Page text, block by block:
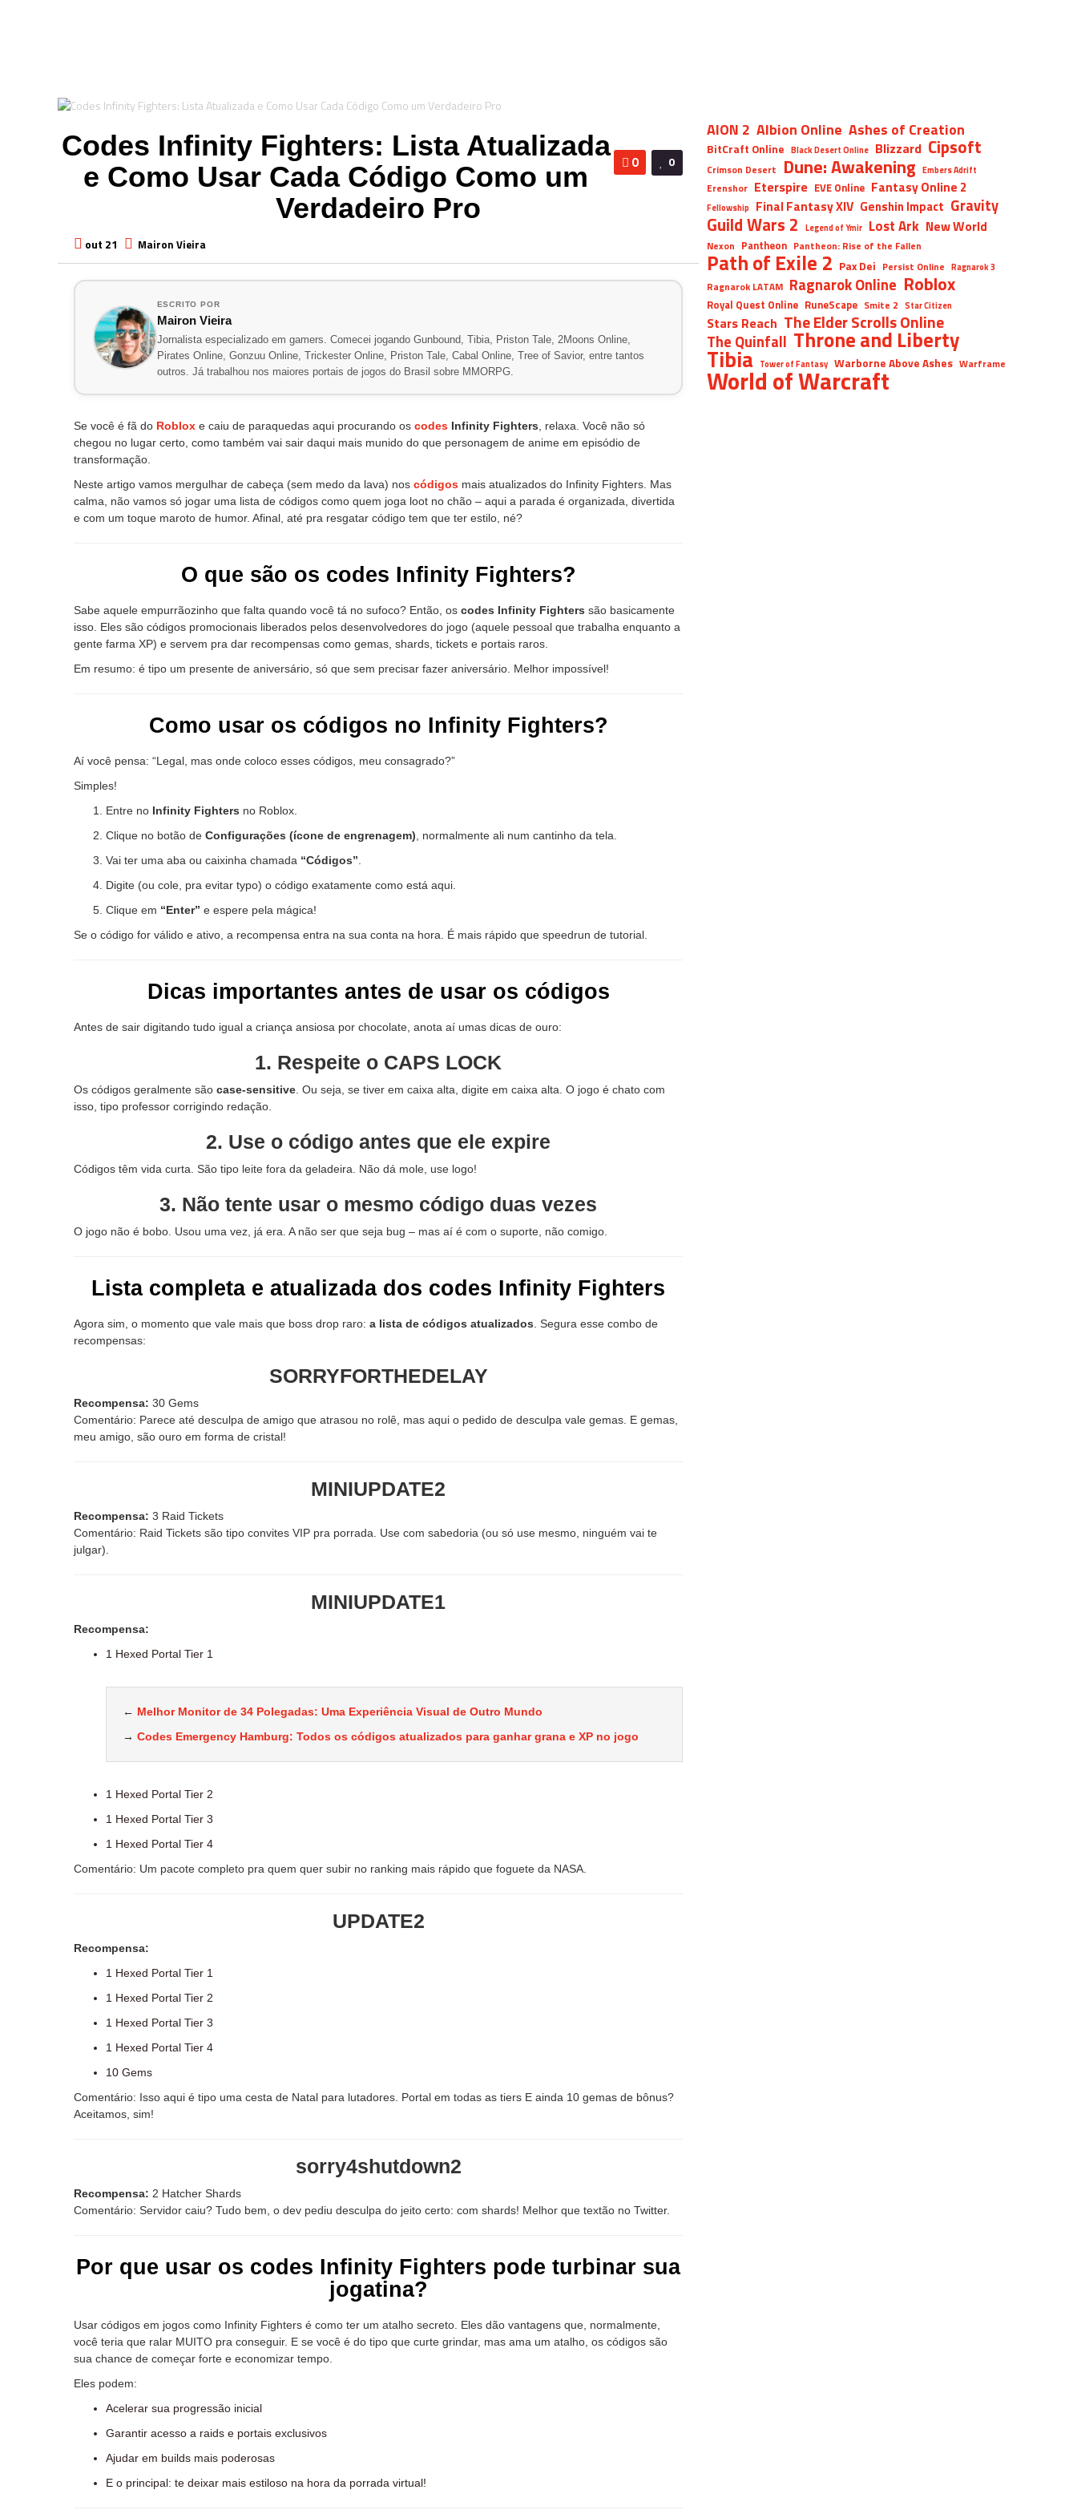
0
0
Codes Infinity Fighters: Lista Atualizada
e Como Usar Cada Código Como um
Verdadeiro Pro
out 21 Mairon Vieira
ESCRITO POR
Mairon Vieira
Jornalista especializado em gamers. Comecei jogando Gunbound, Tibia, Priston Tale, 2Moons Online,
Pirates Online, Gonzuu Online, Trickester Online, Priston Tale, Cabal Online, Tree of Savior, entre tantos
outros. Já trabalhou nos maiores portais de jogos do Brasil sobre MMORPG.
Se você é fã do Roblox e caiu de paraquedas aqui procurando os codes Infinity Fighters , relaxa. Você não só
chegou no lugar certo, como também vai sair daqui mais munido do que personagem de anime em episódio de
transformação.
Neste artigo vamos mergulhar de cabeça (sem medo da lava) nos códigos mais atualizados do Infinity Fighters. Mas
calma, não vamos só jogar uma lista de códigos como quem joga loot no chão – aqui a parada é organizada, divertida
e com um toque maroto de humor. Afinal, até pra resgatar código tem que ter estilo, né?
O que são os codes Infinity Fighters?
Sabe aquele empurrãozinho que falta quando você tá no sufoco? Então, os codes Infinity Fighters são basicamente
isso. Eles são códigos promocionais liberados pelos desenvolvedores do jogo (aquele pessoal que trabalha enquanto a
gente farma XP) e servem pra dar recompensas como gemas, shards, tickets e portais raros.
Em resumo: é tipo um presente de aniversário, só que sem precisar fazer aniversário. Melhor impossível!
Como usar os códigos no Infinity Fighters?
Aí você pensa: “Legal, mas onde coloco esses códigos, meu consagrado?”
Simples!
Entre no Infinity Fighters no Roblox.
Clique no botão de Configurações (ícone de engrenagem) , normalmente ali num cantinho da tela.
Vai ter uma aba ou caixinha chamada “Códigos”
Digite (ou cole, pra evitar typo) o código exatamente como está aqui.
Clique em “Enter” e espere pela mágica!
Se o código for válido e ativo, a recompensa entra na sua conta na hora. É mais rápido que speedrun de tutorial.
Dicas importantes antes de usar os códigos
Antes de sair digitando tudo igual a criança ansiosa por chocolate, anota aí umas dicas de ouro:
1. Respeite o CAPS LOCK
Os códigos geralmente são case-sensitive . Ou seja, se tiver em caixa alta, digite em caixa alta. O jogo é chato com
isso, tipo professor corrigindo redação.
2. Use o código antes que ele expire
Códigos têm vida curta. São tipo leite fora da geladeira. Não dá mole, use logo!
3. Não tente usar o mesmo código duas vezes
O jogo não é bobo. Usou uma vez, já era. A não ser que seja bug – mas aí é com o suporte, não comigo.
Lista completa e atualizada dos codes Infinity Fighters
Agora sim, o momento que vale mais que boss drop raro: a lista de códigos atualizados . Segura esse combo de
recompensas:
SORRYFORTHEDELAY
Recompensa: 30 Gems
Comentário: Parece até desculpa de amigo que atrasou no rolê, mas aqui o pedido de desculpa vale gemas. E gemas,
meu amigo, são ouro em forma de cristal!
MINIUPDATE2
Recompensa: 3 Raid Tickets
Comentário: Raid Tickets são tipo convites VIP pra porrada. Use com sabedoria (ou só use mesmo, ninguém vai te
julgar).
MINIUPDATE1
Recompensa:
1 Hexed Portal Tier 1
← Melhor Monitor de 34 Polegadas: Uma Experiência Visual de Outro Mundo
→ Codes Emergency Hamburg: Todos os códigos atualizados para ganhar grana e XP no jogo
1 Hexed Portal Tier 2
1 Hexed Portal Tier 3
1 Hexed Portal Tier 4
Comentário: Um pacote completo pra quem quer subir no ranking mais rápido que foguete da NASA.
UPDATE2
Recompensa:
1 Hexed Portal Tier 1
1 Hexed Portal Tier 2
1 Hexed Portal Tier 3
1 Hexed Portal Tier 4
10 Gems
Comentário: Isso aqui é tipo uma cesta de Natal para lutadores. Portal em todas as tiers E ainda 10 gemas de bônus?
Aceitamos, sim!
sorry4shutdown2
Recompensa: 2 Hatcher Shards
Comentário: Servidor caiu? Tudo bem, o dev pediu desculpa do jeito certo: com shards! Melhor que textão no Twitter.
Por que usar os codes Infinity Fighters pode turbinar sua
jogatina?
Usar códigos em jogos como Infinity Fighters é como ter um atalho secreto. Eles dão vantagens que, normalmente,
você teria que ralar MUITO pra conseguir. E se você é do tipo que curte grindar, mas ama um atalho, os códigos são
sua chance de começar forte e economizar tempo.
Eles podem:
Acelerar sua progressão inicial
Garantir acesso a raids e portais exclusivos
Ajudar em builds mais poderosas
E o principal: te deixar mais estiloso na hora da porrada virtual!
AION 2 Albion Online Ashes of Creation
BitCraft Online Black Desert Online Blizzard Cipsoft
Crimson Desert Dune: Awakening Embers Adrift
Erenshor Eterspire EVE Online Fantasy Online 2
Fellowship Final Fantasy XIV Genshin Impact Gravity
Guild Wars 2 Legend of Ymir Lost Ark New World
Nexon Pantheon Pantheon: Rise of the Fallen
Path of Exile 2 Pax Dei Persist Online Ragnarok 3
Ragnarok LATAM Ragnarok Online Roblox
Royal Quest Online RuneScape Smite 2 Star Citizen
Stars Reach The Elder Scrolls Online
The Quinfall Throne and Liberty
Tibia Tower of Fantasy Warborne Above Ashes Warframe
World of Warcraft